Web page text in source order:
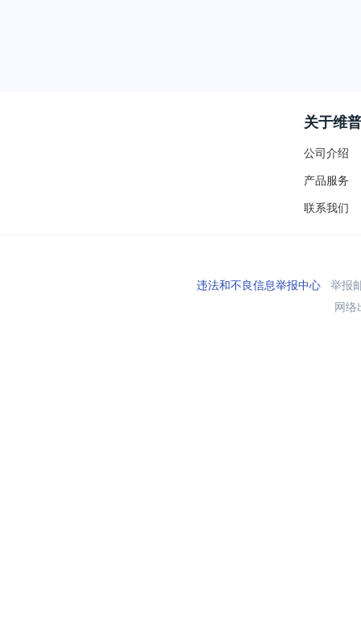
关于维普
公司介绍
产品服务
联系我们
违法和不良信息举报中心举报
网